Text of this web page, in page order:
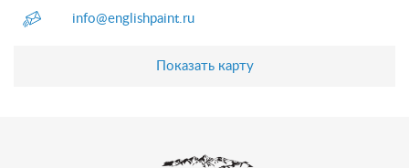
info@englishpaint.ru
Показать карту